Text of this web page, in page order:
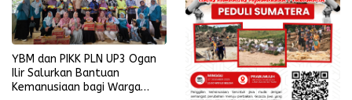
YBM dan PIKK PLN UP3 Ogan
Ilir Salurkan Bantuan
Kemanusiaan bagi Warga